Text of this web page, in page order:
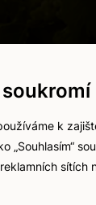
k
„Souhlasím“
sítích